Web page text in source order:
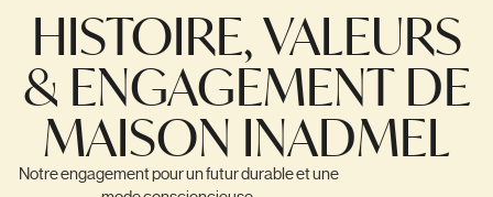
HISTOIRE, VALEURS
& ENGAGEMENT DE
MAISON INADMEL
Notre engagement pour un futur durable et une